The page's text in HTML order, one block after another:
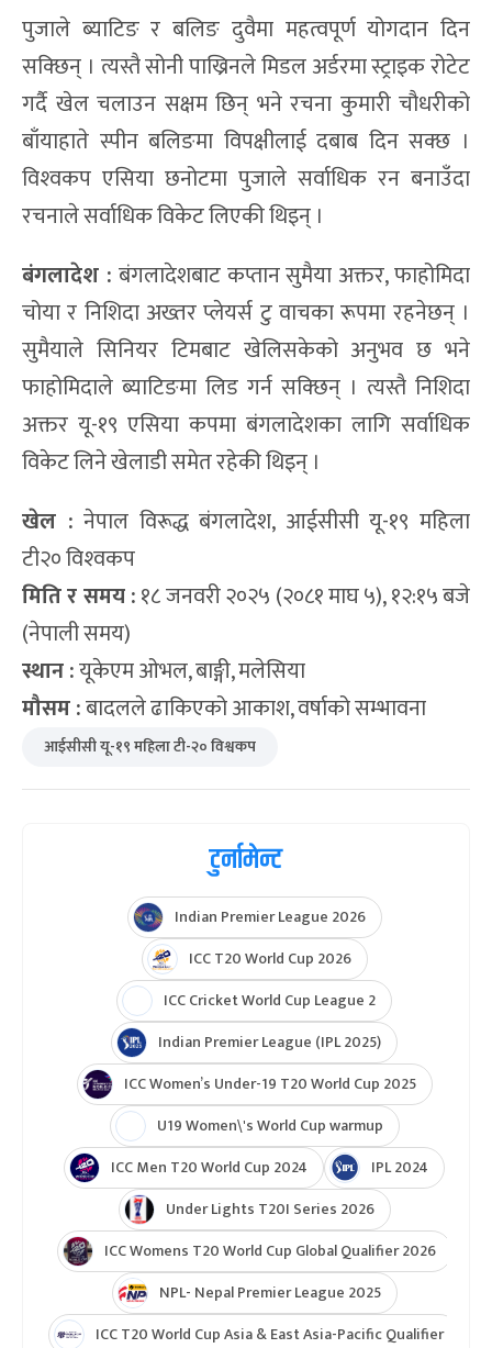
पुजाले ब्याटिङ र बलिङ दुवैमा महत्वपूर्ण योगदान दिन
सक्छिन् । त्यस्तै सोनी पाख्रिनले मिडल अर्डरमा स्ट्राइक रोटेट
गर्दै खेल चलाउन सक्षम छिन् भने रचना कुमारी चौधरीको
बाँयाहाते स्पीन बलिङमा विपक्षीलाई दबाब दिन सक्छ ।
विश्‍वकप एसिया छनोटमा पुजाले सर्वाधिक रन बनाउँदा
रचनाले सर्वाधिक विकेट लिएकी थिइन् ।
बंगलादेश : बंगलादेशबाट कप्तान सुमैया अक्तर, फाहोमिदा
चोया र निशिदा अख्तर प्लेयर्स टु वाचका रूपमा रहनेछन् ।
सुमैयाले सिनियर टिमबाट खेलिसकेको अनुभव छ भने
फाहोमिदाले ब्याटिङमा लिड गर्न सक्छिन् । त्यस्तै निशिदा
अक्तर यू-१९ एसिया कपमा बंगलादेशका लागि सर्वाधिक
विकेट लिने खेलाडी समेत रहेकी थिइन् ।
खेल : नेपाल विरूद्ध बंगलादेश, आईसीसी यू-१९ महिला
टी२० विश्‍वकप
मिति र समय :१८ जनवरी २०२५ (२०८१ माघ ५), १२:१५ बजे
(नेपाली समय)
स्थान :यूकेएम ओभल, बाङ्गी, मलेसिया
मौसम :बादलले ढाकिएको आकाश, वर्षाको सम्भावना
आईसीसी यू-१९ महिला टी-२० विश्वकप
टुर्नामेन्ट
Indian Premier League 2026
ICC T20 World Cup 2026
ICC Cricket World Cup League 2
Indian Premier League (IPL 2025)
ICC Women’s Under-19 T20 World Cup 2025
U19 Women\'s World Cup warmup
ICC Men T20 World Cup 2024
IPL 2024
Under Lights T20I Series 2026
ICC Womens T20 World Cup Global Qualifier 2026
NPL- Nepal Premier League 2025
ICC T20 World Cup Asia & East Asia-Pacific Qualifier